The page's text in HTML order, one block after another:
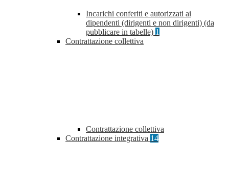
Incarichi conferiti e autorizzati ai
dipendenti (dirigenti e non dirigenti) (da
pubblicare in tabelle) 1
Contrattazione collettiva
Contrattazione collettiva
Contrattazione integrativa 14